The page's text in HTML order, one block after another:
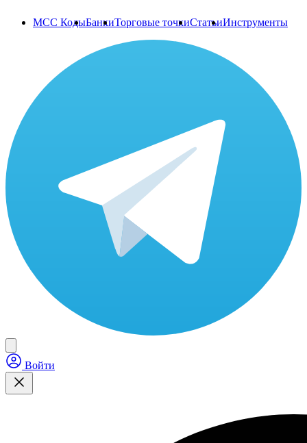
MCC КодыБанкиТорговые точкиСтатьиИнструменты
Войти